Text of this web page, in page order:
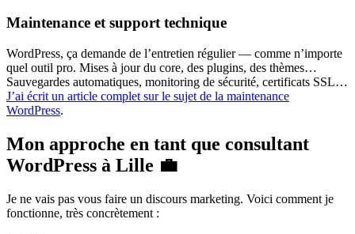
Maintenance et support technique
WordPress, ça demande de l’entretien régulier — comme n’importe
quel outil pro. Mises à jour du core, des plugins, des thèmes…
Sauvegardes automatiques, monitoring de sécurité, certificats SSL…
J’ai écrit un article complet sur le sujet de la maintenance
WordPress.
Mon approche en tant que consultant
WordPress à Lille 💼
Je ne vais pas vous faire un discours marketing. Voici comment je
fonctionne, très concrètement :